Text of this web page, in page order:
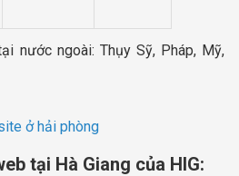
nước ngoài: Thụy Sỹ, Pháp, Mỹ,
ở hải phòng
tại Hà Giang của HIG: